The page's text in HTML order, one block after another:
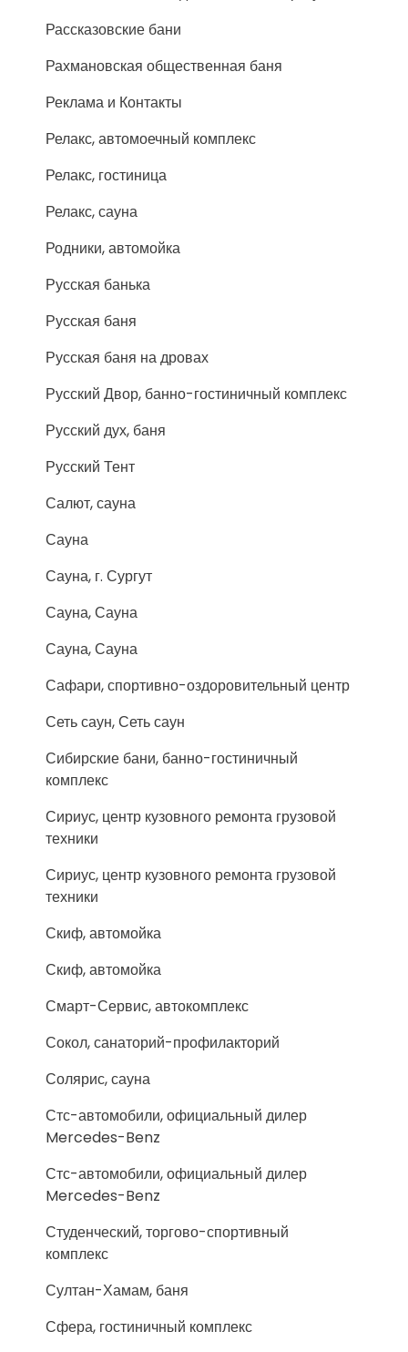
Рассказовские бани
Рахмановская общественная баня
Реклама и Контакты
Релакс, автомоечный комплекс
Релакс, гостиница
Релакс, сауна
Родники, автомойка
Русская банька
Русская баня
Русская баня на дровах
Русский Двор, банно-гостиничный комплекс
Русский дух, баня
Русский Тент
Салют, сауна
Сауна
Сауна, г. Сургут
Сауна, Сауна
Сауна, Сауна
Сафари, спортивно-оздоровительный центр
Сеть саун, Сеть саун
Сибирские бани, банно-гостиничный
комплекс
Сириус, центр кузовного ремонта грузовой
техники
Сириус, центр кузовного ремонта грузовой
техники
Скиф, автомойка
Скиф, автомойка
Смарт-Сервис, автокомплекс
Сокол, санаторий-профилакторий
Солярис, сауна
Стс-автомобили, официальный дилер
Mercedes-Benz
Стс-автомобили, официальный дилер
Mercedes-Benz
Студенческий, торгово-спортивный
комплекс
Султан-Хамам, баня
Сфера, гостиничный комплекс